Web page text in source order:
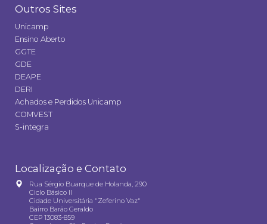
Outros Sites
Unicamp
Ensino Aberto
GGTE
GDE
DEAPE
DERI
Achados e Perdidos Unicamp
COMVEST
S-integra
Localização e Contato
Rua Sérgio Buarque de Holanda, 290
Ciclo Básico II
Cidade Universitária "Zeferino Vaz"
Bairro Barão Geraldo
CEP 13083-859